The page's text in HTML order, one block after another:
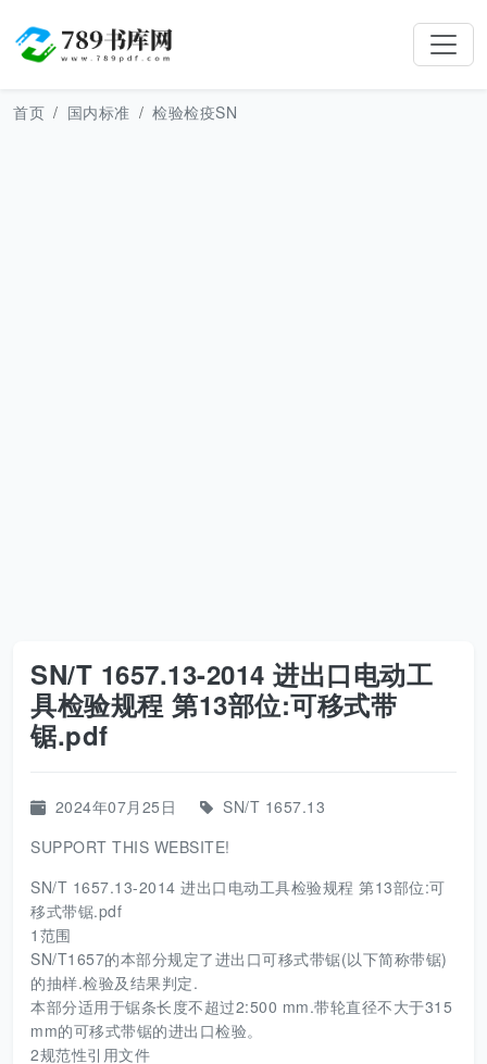
首页 国内标准 检验检疫SN
SN/T 1657.13-2014 进出口电动工
具检验规程 第13部位:可移式带
锯.pdf
2024年07月25日
SN/T 1657.13
SUPPORT THIS WEBSITE!
SN/T 1657.13-2014 进出口电动工具检验规程 第13部位:可
移式带锯.pdf
1范围
SN/T1657的本部分规定了进出口可移式带锯(以下简称带锯)
的抽样.检验及结果判定.
本部分适用于锯条长度不超过2:500 mm.带轮直径不大于315
mm的可移式带锯的进出口检验。
2规范性引用文件